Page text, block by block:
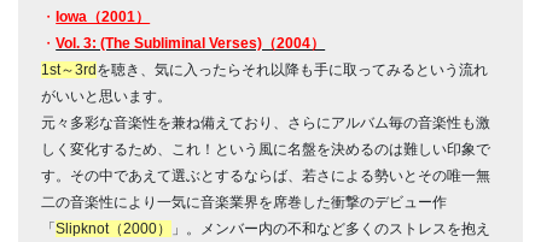
・Iowa（2001）
・Vol. 3: (The Subliminal Verses)（2004）
1st～3rdを聴き、気に入ったらそれ以降も手に取ってみるという流れ
がいいと思います。
元々多彩な音楽性を兼ね備えており、さらにアルバム毎の音楽性も激
しく変化するため、これ！という風に名盤を決めるのは難しい印象で
す。その中であえて選ぶとするならば、若さによる勢いとその唯一無
二の音楽性により一気に音楽業界を席巻した衝撃のデビュー作
「Slipknot（2000） 」。メンバー内の不和など多くのストレスを抱え